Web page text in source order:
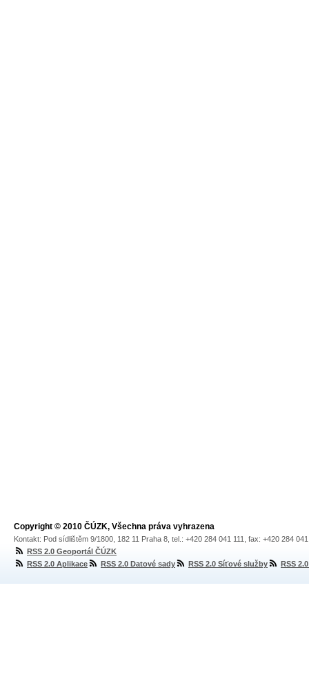
Copyright © 2010 ČÚZK, Všechna práva vyhrazena
Kontakt: Pod sídlištěm 9/1800, 182 11 Praha 8, tel.: +420 284 041 111, fax: +420 284
RSS 2.0 Geoportál ČÚZK
RSS 2.0 Aplikace
RSS 2.0 Datové sady RSS 2.0 Síťové služby RSS